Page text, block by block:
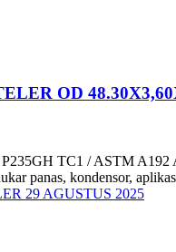
OD
TC1 / ASTM A192
panas, kondensor,